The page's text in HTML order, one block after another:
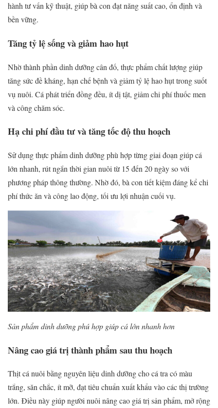
hành tư vấn kỹ thuật, giúp bà con đạt năng suất cao, ổn định và
bền vững.
Tăng tỷ lệ sống và giảm hao hụt
Nhờ thành phần dinh dưỡng cân đố, thực phẩm chất lượng giúp
tăng sức đề kháng, hạn chế bệnh và giảm tỷ lệ hao hụt trong suốt
vụ nuôi. Cá phát triển đồng đều, ít dị tật, giảm chi phí thuốc men
và công chăm sóc.
Hạ chi phí đầu tư và tăng tốc độ thu hoạch
Sử dụng thực phẩm dinh dưỡng phù hợp từng giai đoạn giúp cá
lớn nhanh, rút ngắn thời gian nuôi từ 15 đến 20 ngày so với
phương pháp thông thường. Nhờ đó, bà con tiết kiệm đáng kể chi
phí thức ăn và công lao động, tối ưu lợi nhuận cuối vụ.
Sản phẩm dinh dưỡng phú hợp giúp cá lớn nhanh hơn
Nâng cao giá trị thành phẩm sau thu hoạch
Thịt cá nuôi bằng nguyên liệu dinh dưỡng cho cá tra có màu
trắng, săn chắc, ít mỡ, đạt tiêu chuẩn xuất khẩu vào các thị trường
lớn. Điều này giúp người nuôi nâng cao giá trị sản phẩm, mở rộng